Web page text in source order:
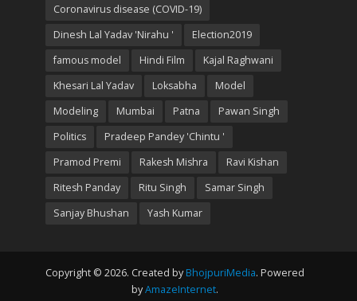
Coronavirus disease (COVID-19)
Dinesh Lal Yadav 'Nirahu '
Election2019
famous model
Hindi Film
Kajal Raghwani
Khesari Lal Yadav
Loksabha
Model
Modeling
Mumbai Patna
Pawan Singh
Politics
Pradeep Pandey 'Chintu '
Pramod Premi
Rakesh Mishra
Ravi Kishan
Ritesh Panday
Ritu Singh
Samar Singh
Sanjay Bhushan
Yash Kumar
Copyright © 2026. Created by BhojpuriMedia. Powered
byAmazeInternet.